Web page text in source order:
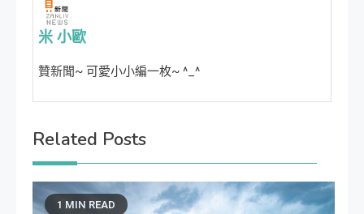
米 小歐
贊新聞~ 可愛小小編一枚~ ^_^
Related Posts
1 MIN READ